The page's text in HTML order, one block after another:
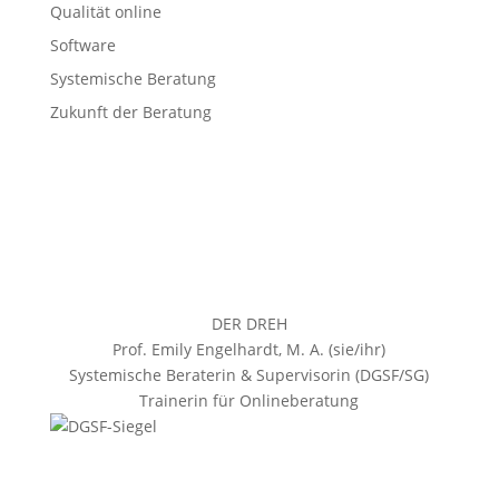
Qualität online
Software
Systemische Beratung
Zukunft der Beratung
DER DREH
Prof. Emily Engelhardt, M. A. (sie/ihr)
Systemische Beraterin & Supervisorin (DGSF/SG)
Trainerin für Onlineberatung